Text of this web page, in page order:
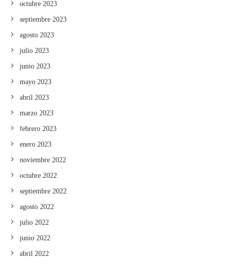
octubre 2023
septiembre 2023
agosto 2023
julio 2023
junio 2023
mayo 2023
abril 2023
marzo 2023
febrero 2023
enero 2023
noviembre 2022
octubre 2022
septiembre 2022
agosto 2022
julio 2022
junio 2022
abril 2022